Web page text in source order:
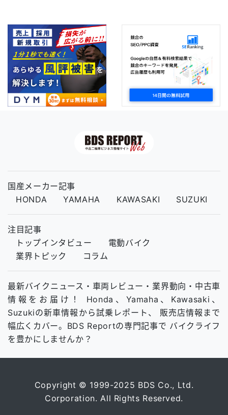
国産メーカー記事
HONDA
YAMAHA KAWASAKI SUZUKI
注目記事
トップインタビュー
電動バイク
業界トピック
コラム
最新バイクニュース・車両レビュー・業界動向・中古車
情報をお届け！ Honda、Yamaha、Kawasaki、
Suzukiの新車情報から試乗レポート、 販売店情報まで
幅広くカバー。BDS Reportの専門記事で バイクライフ
を豊かにしませんか？
Copyright © 1999-2025 BDS Co., Ltd.
Corporation. All Rights Reserved.